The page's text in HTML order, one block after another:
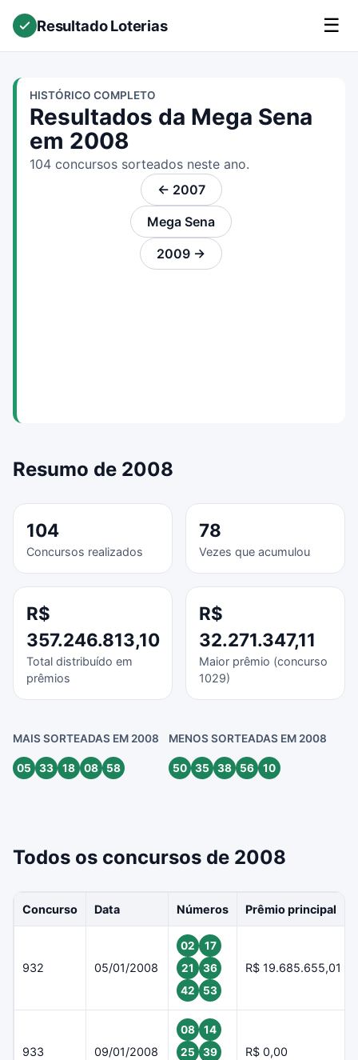
Resultado Loterias ☰
HISTÓRICO COMPLETO
Resultados da Mega Sena
em 2008
104 concursos sorteados neste ano.
← 2007
Mega Sena
2009 →
Resumo de 2008
104
Concursos realizados
78
Vezes que acumulou
R$
357.246.813,10
Total distribuído em
prêmios
R$
32.271.347,11
Maior prêmio (concurso
1029)
MAIS SORTEADAS EM 2008
05 33 18 08 58
MENOS SORTEADAS EM 2008
50 35 38 56 10
Todos os concursos de 2008
Concurso Data Números Prêmio principal
932 05/01/2008
02
17
21
36
42
53
R$ 19.685.655,01
933 09/01/2008
08
14
25
39
R$ 0,00